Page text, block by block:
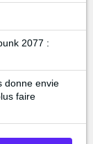
2077 :
donne envie
faire